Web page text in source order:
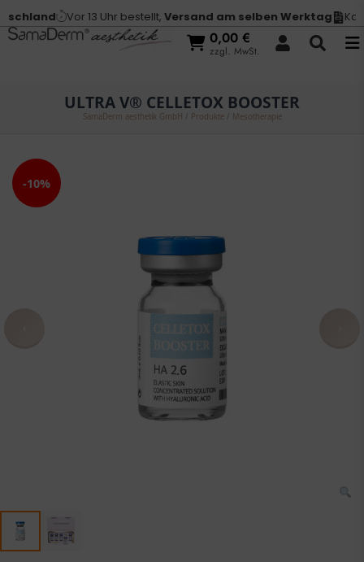
Vor 13 Uhr bestellt,Versand am selben Werktag Kauf
0,00 €
zzgl. MwSt.
ULTRA V® CELLETOX BOOSTER
SamaDerm aesthetik GmbH Produkte/ Mesotherapie
-10%